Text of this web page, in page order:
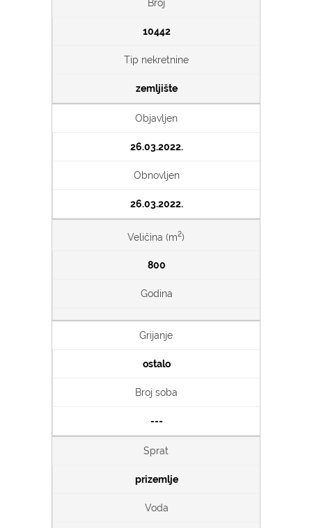
Broj
10442
Tip nekretnine
zemljište
Objavljen
26.03.2022.
Obnovljen
26.03.2022.
Veličina (m2)
800
Godina
Grijanje
ostalo
Broj soba
---
Sprat
prizemlje
Voda